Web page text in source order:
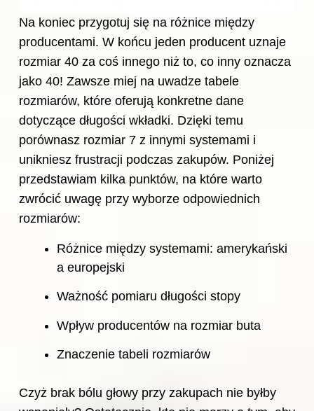
Na koniec przygotuj się na różnice między
producentami. W końcu jeden producent uznaje
rozmiar 40 za coś innego niż to, co inny oznacza
jako 40! Zawsze miej na uwadze tabele
rozmiarów, które oferują konkretne dane
dotyczące długości wkładki. Dzięki temu
porównasz rozmiar 7 z innymi systemami i
unikniesz frustracji podczas zakupów. Poniżej
przedstawiam kilka punktów, na które warto
zwrócić uwagę przy wyborze odpowiednich
rozmiarów:
Różnice między systemami: amerykański
a europejski
Ważność pomiaru długości stopy
Wpływ producentów na rozmiar buta
Znaczenie tabeli rozmiarów
Czyż brak bólu głowy przy zakupach nie byłby